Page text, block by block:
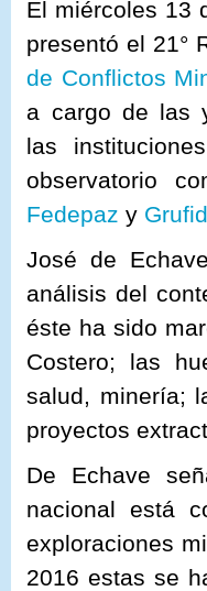
El miércoles 13
presentó el 21°
de Conflictos
a cargo de las
las
observatorio
Fedepaz y
José de
análisis del
éste ha sido
Costero; las
salud, minería;
proyectos
De Echave
nacional está
exploraciones
2016 estas se